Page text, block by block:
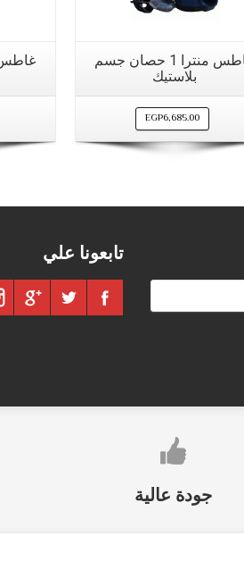
مشاهدة سريعةغاطس منترا 1 حصان جسم
بلاستيك
EGP6,685.00
تابعونا علي
جودة عالية